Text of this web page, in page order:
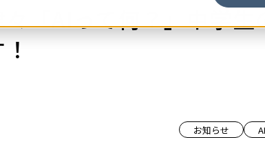
「AIって何？」中学
お知らせ